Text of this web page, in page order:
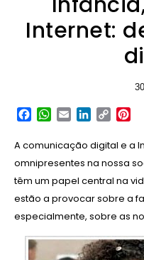
Internet:
Facebook
WhatsApp
EmailLinkedIn
Copy
A comunicação digital e a
omnipresentes na nossa
têm um papel central na
estão a provocar sobre a
especialmente, sobre as